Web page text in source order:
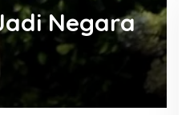
Negara
3